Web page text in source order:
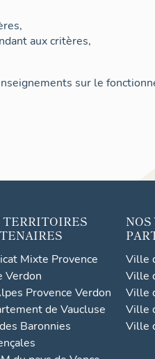
aux critères,
sur le
TERRITOIRES
Mixte Provence
Verdon
Provence Verdon
de Vaucluse
Baronnies
Ville
Ville
Ville
Ville
Ville